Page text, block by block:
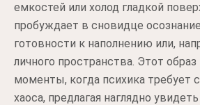
емкостей или холод гладкой
пробуждает в сновидце
готовности к наполнению или,
личного пространства. Этот
моменты, когда психика требует
хаоса, предлагая наглядно